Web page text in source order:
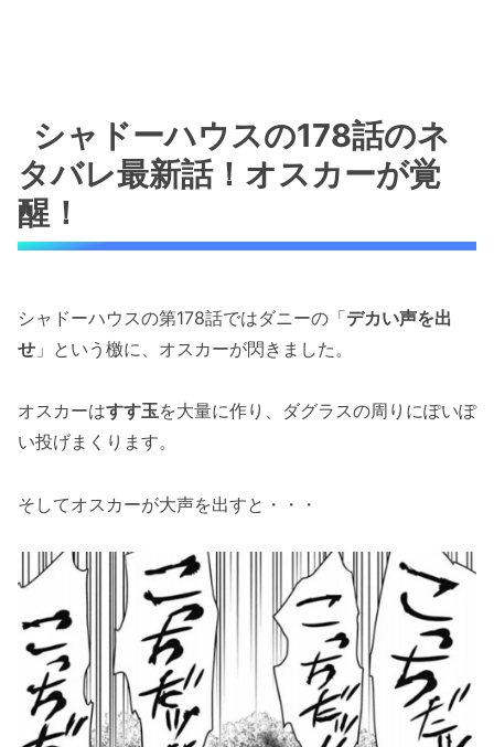
シャドーハウスの178話のネ
タバレ最新話！オスカーが覚
醒！
シャドーハウスの第178話ではダニーの「デカい声を出
せ 」という檄に、オスカーが閃きました。
オスカーはすす玉を大量に作り、ダグラスの周りにぽいぽ
い投げまくります。
そしてオスカーが大声を出すと・・・